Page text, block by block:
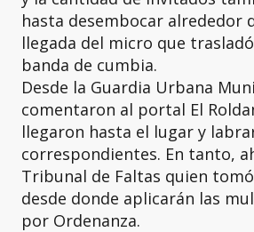
hasta desembocar alrededor
llegada del micro que
banda de cumbia.
Desde la Guardia Urbana
comentaron al portal El
llegaron hasta el lugar y
correspondientes. En tanto,
Tribunal de Faltas quien
desde donde aplicarán las
por Ordenanza.